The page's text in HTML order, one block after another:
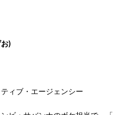
)
ィブ・エージェンシー